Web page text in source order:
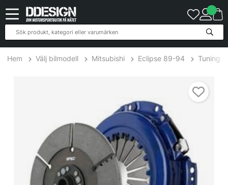
Hem Välj bilmodell Mitsubishi Eclipse 89-94 Tuning